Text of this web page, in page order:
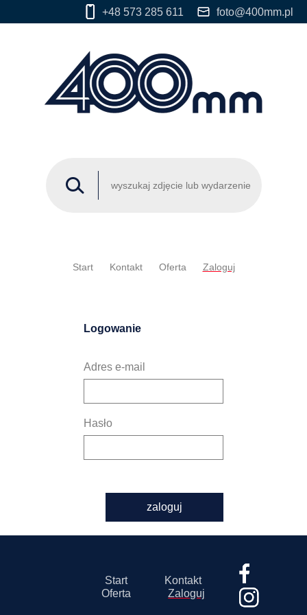
+48 573 285 611 foto@400mm.pl
Start Kontakt Oferta Zaloguj
Logowanie
Adres e-mail
Hasło
zaloguj
Start
Kontakt
Oferta
Zaloguj